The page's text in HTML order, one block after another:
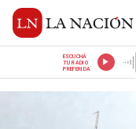
ESCUCHÁ
TU RADIO
PREFERIDA